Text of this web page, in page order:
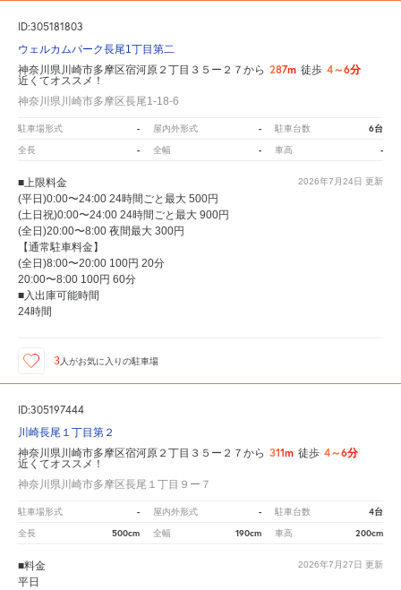
ID:305181803
ウェルカムパーク長尾1丁目第二
神奈川県川崎市多摩区宿河原２丁目３５ー２７から 287m 徒歩 4～6分
近くてオススメ！
神奈川県川崎市多摩区長尾1-18-6
駐車場形式 - 屋内外形式 - 駐車台数 6台
全長 - 全幅 - 車高 -
2026年7月24日 更新
■上限料金
(平日)0:00〜24:00 24時間ごと最大 500円
(土日祝)0:00〜24:00 24時間ごと最大 900円
(全日)20:00〜8:00 夜間最大 300円
【通常駐車料金】
(全日)8:00〜20:00 100円 20分
20:00〜8:00 100円 60分
■入出庫可能時間
24時間
3人がお気に入りの駐車場
ID:305197444
川崎長尾１丁目第２
神奈川県川崎市多摩区宿河原２丁目３５ー２７から 311m 徒歩 4～6分
近くてオススメ！
神奈川県川崎市多摩区長尾１丁目９ー７
駐車場形式 - 屋内外形式 - 駐車台数 4台
全長 500cm 全幅 190cm 車高 200cm
2026年7月27日 更新
■料金
平日